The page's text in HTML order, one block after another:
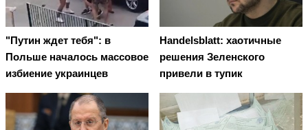
"Путин ждет тебя": в
Польше началось массовое
избиение украинцев
Handelsblatt: хаотичные
решения Зеленского
привели в тупик